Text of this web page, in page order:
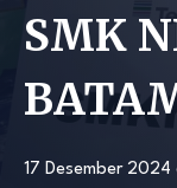
SMK
17 Desember 2024